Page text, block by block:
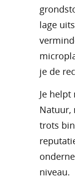
lage
je de
Je
Natuur,
trots
niveau.